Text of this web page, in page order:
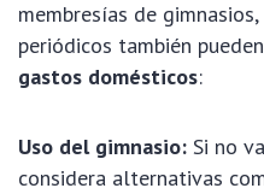
membresías de
periódicos también
gastos domésticos:
Uso del gimnasio: Si no
considera alternativas